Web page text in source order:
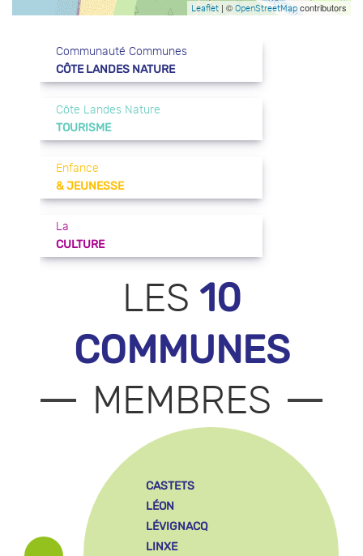
Leaflet | © OpenStreetMap contributors
Communauté Communes
CÔTE LANDES NATURE
Côte Landes Nature
TOURISME
Enfance
& JEUNESSE
La
CULTURE
LES 10
COMMUNES
MEMBRES
CASTETS
LÉON
LÉVIGNACQ
LINXE